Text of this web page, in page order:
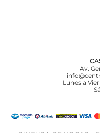
Av.
Lunes a